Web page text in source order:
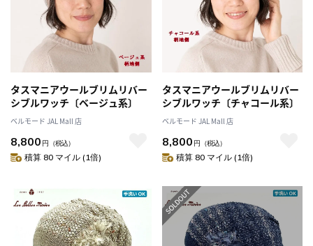
タスマニアウールブリムリバー
シブルワッチ〔ベージュ系〕
ベルモード JAL Mall 店
8,800 円 （税込）
積算 80 マイル (1倍)
タスマニアウールブリムリバー
シブルワッチ〔チャコール系〕
ベルモード JAL Mall 店
8,800 円 （税込）
積算 80 マイル (1倍)